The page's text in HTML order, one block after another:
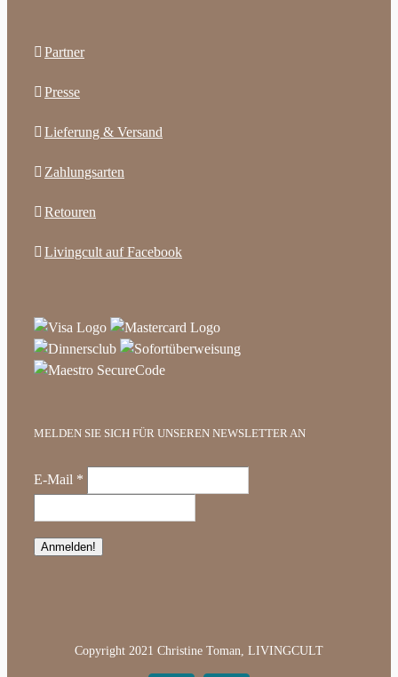
Partner
Presse
Lieferung & Versand
Zahlungsarten
Retouren
Livingcult auf Facebook
MELDEN SIE SICH FÜR UNSEREN NEWSLETTER AN
E-Mail *
Copyright 2021 Christine Toman, LIVINGCULT